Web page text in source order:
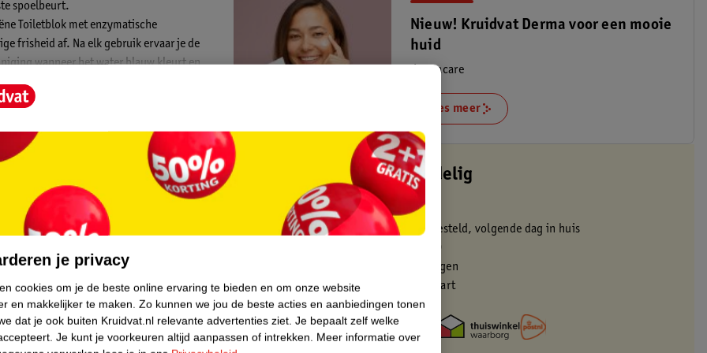
spoelbeurt.
Toiletblok met enzymatische
frisheid af. Na elk gebruik ervaar je de
wanneer het water blauw kleurt en
door
Reus zijn 95% biologisch afbreekbaar
en stel het af op de waterstroom.
in de badkamer te ervaren.
Nieuw! Kruidvat Derma voor een mooie
huid
dermacare
Lees meer
Kruidvat is altijd voordelig
Gratis ophalen in de winkel
Op werkdagen voor 22:00 uur besteld, volgende dag in huis
Gratis thuisbezorgd vanaf 50.00
Gratis retourneren binnen 30 dagen
Gratis punten met je Kruidvat kaart
je privacy
cookies om je de beste online ervaring te bieden en om onze website
en makkelijker te maken. Zo kunnen we jou de beste acties en aanbiedingen tonen
dat je ook buiten Kruidvat.nl relevante advertenties ziet. Je bepaalt zelf welke
Je kunt je voorkeuren altijd aanpassen of intrekken. Meer informatie over